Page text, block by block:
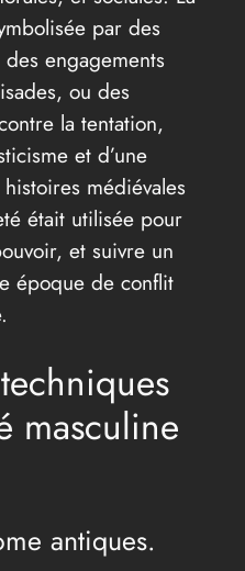
par des
engagements
ou des
la tentation,
et d’une
médiévales
était utilisée pour
et suivre un
époque de conflit
masculine
antiques.